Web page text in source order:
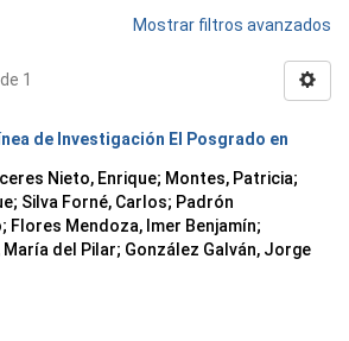
Mostrar filtros avanzados
1
de Investigación El Posgrado en
Nieto, Enrique; Montes, Patricia;
; Silva Forné, Carlos; Padrón
; Flores Mendoza, Imer Benjamín;
del Pilar; González Galván, Jorge